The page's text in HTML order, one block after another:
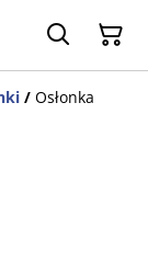
/ Osłonka